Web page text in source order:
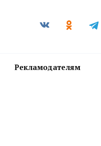
Рекламодателям